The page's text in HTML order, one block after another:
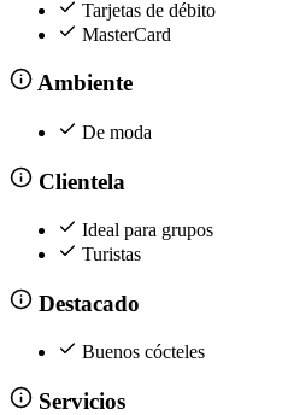
Tarjetas de débito
MasterCard
Ambiente
De moda
Clientela
Ideal para grupos
Turistas
Destacado
Buenos cócteles
Servicios